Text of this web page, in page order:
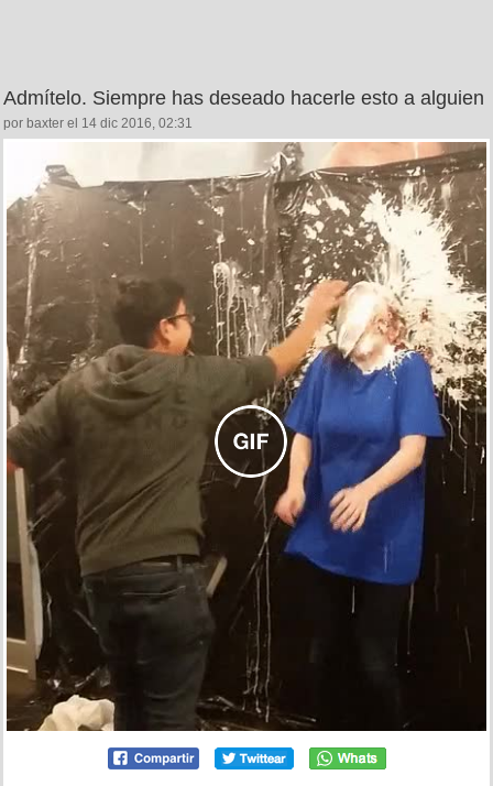
Admítelo. Siempre has deseado hacerle esto a alguien
por baxter el 14 dic 2016, 02:31